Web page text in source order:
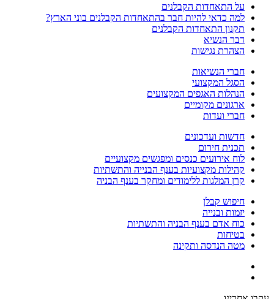
על התאחדות הקבלנים
למה כדאי להיות חבר בהתאחדות הקבלנים בוני הארץ?
תקנון התאחדות הקבלנים
דבר הנשיא
הצהרת נגישות
חברי הנשיאות
הסגל המקצועי
הנהלות האגפים המקצועים
ארגונים מקומיים
חברי ועדות
חדשות ועדכונים
תכנית חירום
לוח אירועים כנסים ומפגשים מקצועיים
קהילות מקצועיות בענף הבנייה והתשתיות
קרן המלגות ללימודים ומחקר בענף הבניה
חיפוש קבלן
יזמות ובנייה
כוח אדם בענף הבניה והתשתיות
בטיחות
מטה הנדסה ותקינה